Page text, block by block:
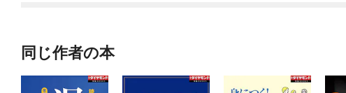
同じ作者の本